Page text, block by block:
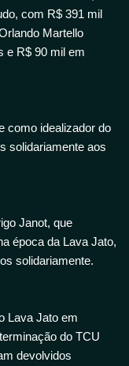
com R$ 391 mil
Martello
e R$ 90 mil em
como idealizador do
solidariamente aos
Janot, que
época da Lava Jato,
solidariamente.
Lava Jato em
do TCU
devolvidos